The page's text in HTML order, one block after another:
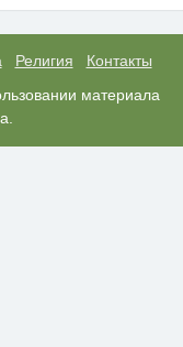
Религия
Контакты
материала
i
от